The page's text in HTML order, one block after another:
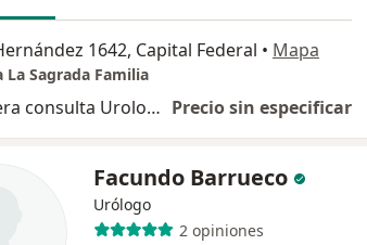
1642, Capital Federal • Mapa
La Sagrada Familia
Primera consulta Urología Precio sin especificar
Facundo Barrueco
Urólogo
2 opiniones